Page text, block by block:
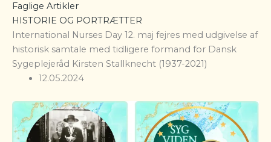
Faglige Artikler
HISTORIE OG PORTRÆTTER
International Nurses Day 12. maj fejres med udgivelse af
historisk samtale med tidligere formand for Dansk
Sygeplejeråd Kirsten Stallknecht (1937-2021)
12.05.2024